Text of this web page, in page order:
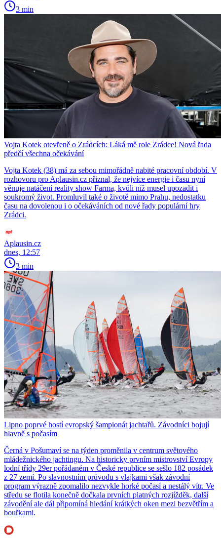
3 min
Vojta Kotek otevřeně o Zrádcích: Láká mě role Zrádce! Nová řada
předčí všechna očekávání
Vojta Kotek (38) má za sebou mimořádně nabité pracovní období. V
rozhovoru pro Aplausin.cz přiznal, že nejvíce energie i času nyní
věnuje natáčení reality show Farma, kvůli níž musel upozadit i
soukromý život. Promluvil také o životě mimo Prahu, nedostatku
času na dovolenou i o očekáváních od nové řady populární hry
Zrádci.
Aplausin.cz
dnes, 12:57
3 min
Lipno poprvé hostí evropský šampionát jachtařů. Závodníci bojují
hlavně s počasím
Černá v Pošumaví se na týden proměnila v centrum světového
mládežnického jachtingu. Na historicky prvním mistrovství Evropy
lodní třídy 29er pořádaném v České republice se sešlo 182 posádek
z 27 zemí. Po slavnostním průvodu s vlajkami však závodní
program výrazně zpomalilo nezvykle horké počasí a nestálý vítr. Ve
středu se flotila konečně dočkala prvních platných rozjížděk, další
závodění ale dál připomíná hledání krátkých oken mezi bezvětřím a
bouřkami.